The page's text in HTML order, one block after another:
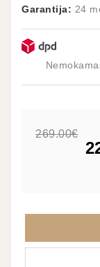
Garantija: 24
269.00€